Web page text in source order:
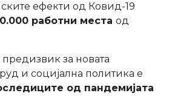
ефекти од Ковид-19
работни места од
предизвик за новата
и социјална политика е
од пандемијата